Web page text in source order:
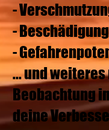
-
-
-
... und
Beobachtung
deine